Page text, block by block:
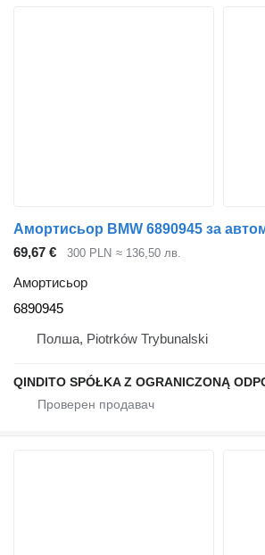
69,67 € 300 PLN ≈ 136,50 лв.
Амортисьор
6890945
Полша, Piotrków Trybunalski